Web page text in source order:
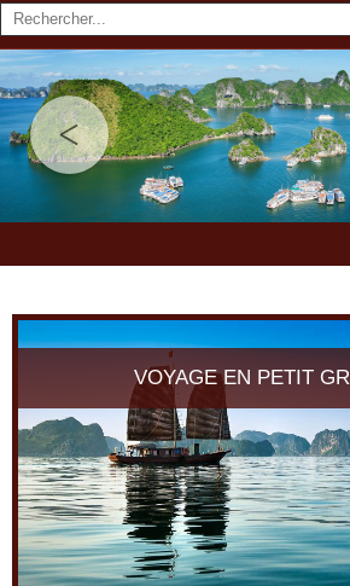
VOYAGE EN PETIT